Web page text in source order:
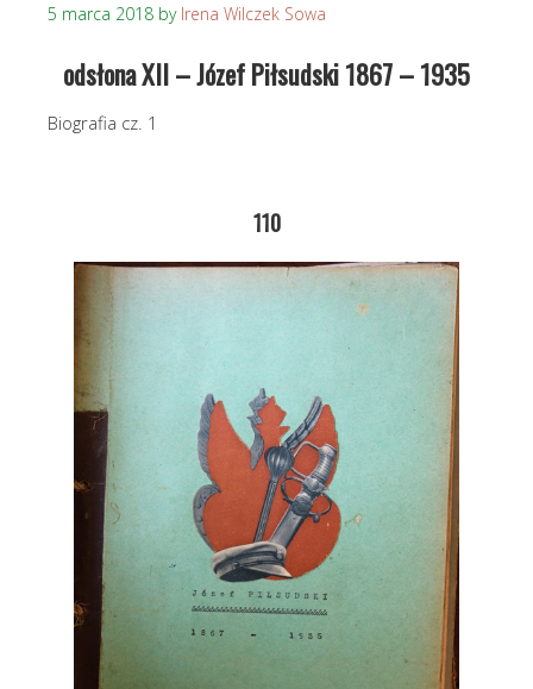
5 marca 2018 by Irena Wilczek Sowa
odsłona XII – Józef Piłsudski 1867 – 1935
Biografia cz. 1
110